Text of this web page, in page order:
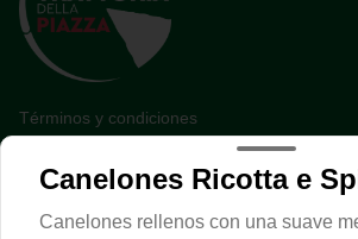
Términos y condiciones
Canelones Ricotta e
Canelones rellenos con una suave